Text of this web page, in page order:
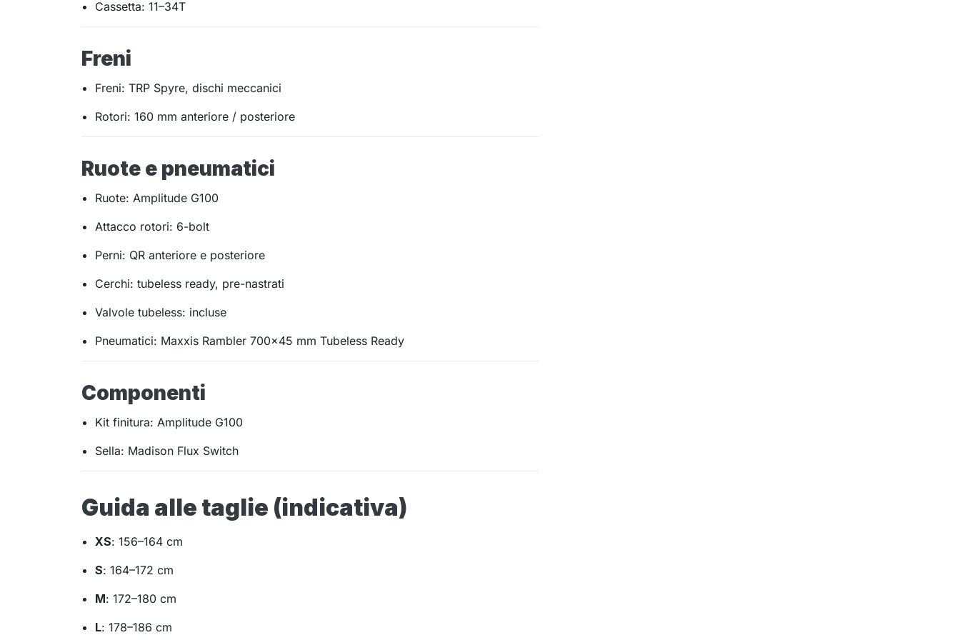
Cassetta: 11–34T
Freni
Freni: TRP Spyre, dischi meccanici
Rotori: 160 mm anteriore / posteriore
Ruote e pneumatici
Ruote: Amplitude G100
Attacco rotori: 6-bolt
Perni: QR anteriore e posteriore
Cerchi: tubeless ready, pre-nastrati
Valvole tubeless: incluse
Pneumatici: Maxxis Rambler 700×45 mm Tubeless Ready
Componenti
Kit finitura: Amplitude G100
Sella: Madison Flux Switch
Guida alle taglie (indicativa)
XS: 156–164 cm
S: 164–172 cm
M: 172–180 cm
L: 178–186 cm